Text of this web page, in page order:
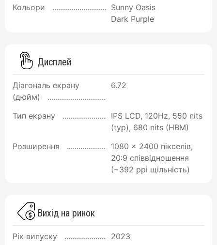
Кольори
Sunny Oasis
Dark Purple
Дисплей
Діагональ екрану
(дюйм)
6.72
Тип екрану
IPS LCD, 120Hz, 550 nits
(typ), 680 nits (HBM)
Розширення
1080 x 2400 пікселів,
20:9 співвідношення
(~392 ppi щільність)
Вихід на ринок
Рік випуску 2023